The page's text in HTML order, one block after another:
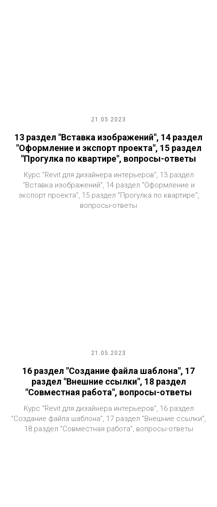
21.05.2023
13 раздел "Вставка изображений", 14 раздел
"Оформление и экспорт проекта", 15 раздел
"Прогулка по квартире", вопросы-ответы
Курс "Revit для дизайнера интерьеров", 13 раздел
"Вставка изображений", 14 раздел "Оформление и
экспорт проекта", 15 раздел "Прогулка по квартире",
вопросы-ответы
21.05.2023
16 раздел "Создание файла шаблона", 17
раздел "Внешние ссылки", 18 раздел
"Совместная работа", вопросы-ответы
Курс "Revit для дизайнера интерьеров", 16 раздел
"Создание файла шаблона", 17 раздел "Внешние ссылки",
18 раздел "Совместная работа", вопросы-ответы